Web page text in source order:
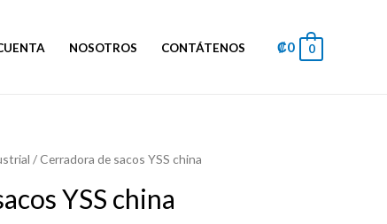
NOSOTROS CONTÁTENOS ₡0 0
/ Cerradora de sacos YSS china
YSS china